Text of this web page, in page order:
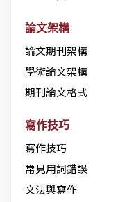
論文架構
論文期刊架構
學術論文架構
期刊論文格式
寫作技巧
寫作技巧
常見用詞錯誤
文法與寫作